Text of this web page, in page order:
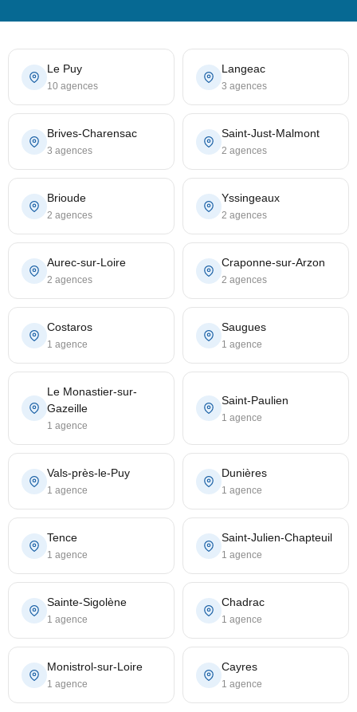
Le Puy
10 agences
Langeac
3 agences
Brives-Charensac
3 agences
Saint-Just-Malmont
2 agences
Brioude
2 agences
Yssingeaux
2 agences
Aurec-sur-Loire
2 agences
Craponne-sur-Arzon
2 agences
Costaros
1 agence
Saugues
1 agence
Le Monastier-sur-
Gazeille
1 agence
Saint-Paulien
1 agence
Vals-près-le-Puy
1 agence
Dunières
1 agence
Tence
1 agence
Saint-Julien-Chapteuil
1 agence
Sainte-Sigolène
1 agence
Chadrac
1 agence
Monistrol-sur-Loire
1 agence
Cayres
1 agence